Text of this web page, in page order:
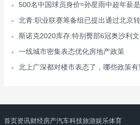
500名中国球员身价≈孙星雨中超年薪
北青:职业联赛筹备组已提出通过北京
斯诺克2020库存:特别臀部6冠奥沙利
一线城市密集表态优化房地产政策
北上广深都对楼市表态了，哪些政策
首页资讯财经房产汽车科技旅游娱乐体育